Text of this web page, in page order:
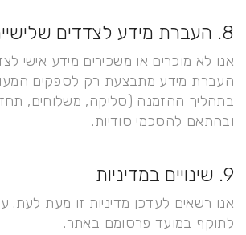
8. העברת מידע לצדדים שלישיים
אנו לא מוכרים או משכירים מידע אישי
העברת מידע מתבצעת רק לספקים
בתהליך ההזמנה (סליקה, משלוחים,
ובהתאם להסכמי סודיות.
9. שינויים במדיניות
אנו רשאים לעדכן מדיניות זו מעת לעת.
לתוקף במועד פרסומם באתר.